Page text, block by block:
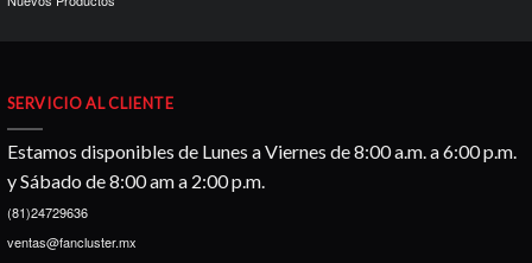
SERVICIO AL CLIENTE
Estamos disponibles de Lunes a Viernes de 8:00 a.m. a 6:00 p.m.
y Sábado de 8:00 am a 2:00 p.m.
(81)24729636
ventas@fancluster.mx